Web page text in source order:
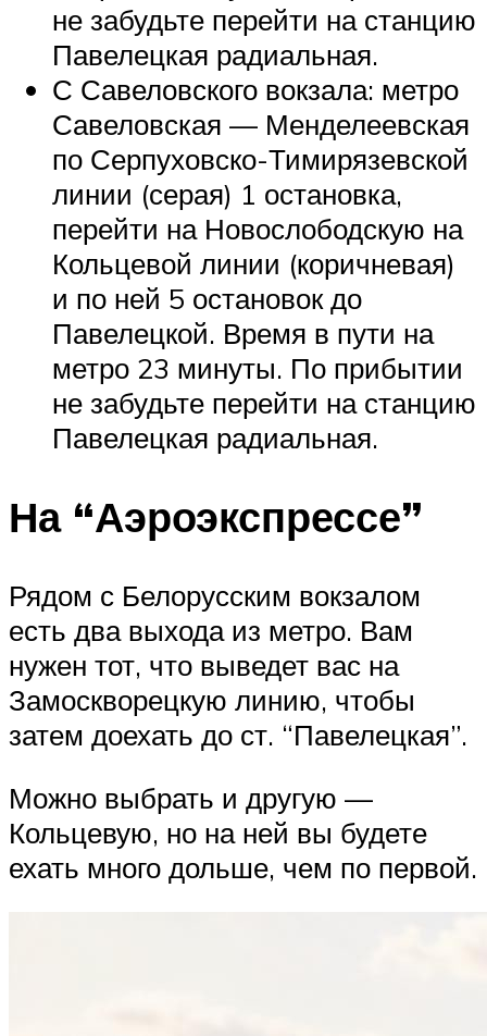
не забудьте перейти на станцию
Павелецкая радиальная.
С Савеловского вокзала: метро
Савеловская — Менделеевская
по Серпуховско-Тимирязевской
линии (серая) 1 остановка,
перейти на Новослободскую на
Кольцевой линии (коричневая)
и по ней 5 остановок до
Павелецкой. Время в пути на
метро 23 минуты. По прибытии
не забудьте перейти на станцию
Павелецкая радиальная.
На “Аэроэкспрессе”
Рядом с Белорусским вокзалом
есть два выхода из метро. Вам
нужен тот, что выведет вас на
Замоскворецкую линию, чтобы
затем доехать до ст. “Павелецкая”.
Можно выбрать и другую —
Кольцевую, но на ней вы будете
ехать много дольше, чем по первой.